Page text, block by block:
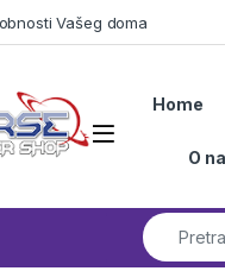
Vašeg doma
Open
Home
O
Search for: